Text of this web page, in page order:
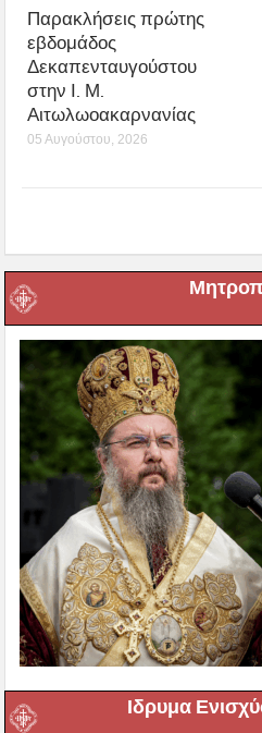
Παρακλήσεις πρώτης
εβδομάδος
Δεκαπενταυγούστου
στην Ι. Μ.
Αιτωλωοακαρνανίας
05 Αυγούστου, 2026
Ιδρυμα